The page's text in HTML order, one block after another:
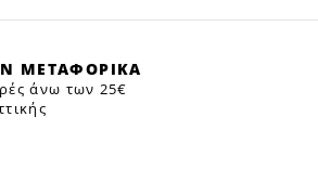
ΜΕΤΑΦΟΡΙΚΑ
άνω των 25€